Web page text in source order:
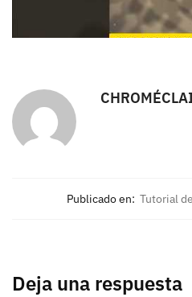
Publicado en: Tutorial
Deja una respuesta